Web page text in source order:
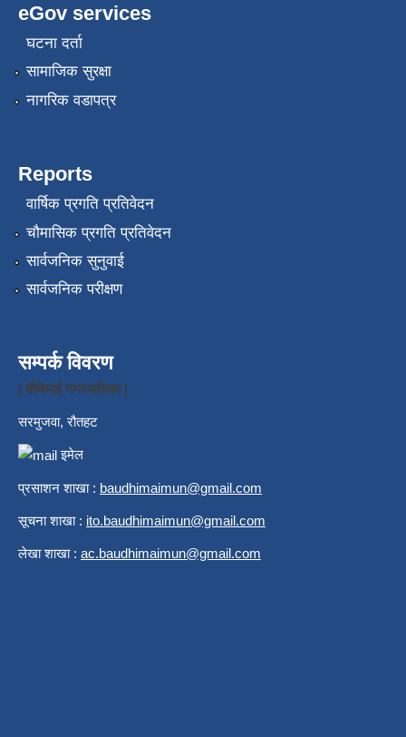
eGov services
घटना दर्ता
सामाजिक सुरक्षा
नागरिक वडापत्र
Reports
वार्षिक प्रगति प्रतिवेदन
चौमासिक प्रगति प्रतिवेदन
सार्वजनिक सुनुवाई
सार्वजनिक परीक्षण
सम्पर्क विवरण
| बौधिमाई नगरपालिका |
सरमुजवा, रौतहट
इमेल
प्रसाशन शाखा : baudhimaimun@gmail.com
सूचना शाखा : ito.baudhimaimun@gmail.com
लेखा शाखा : ac.baudhimaimun@gmail.com